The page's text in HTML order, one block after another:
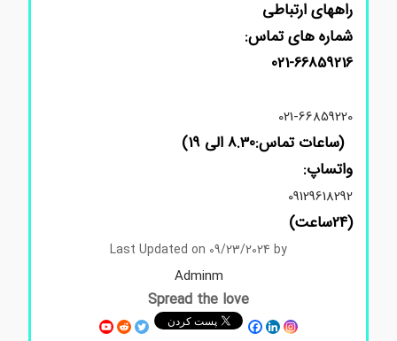
راههای ارتباطی
شماره های تماس:
021-66859216
021-66859220
(ساعات تماس:8.30 الی 19)
واتساپ:
09129618292
Last Updated on 09/23/2024 by
Adminm
Spread the love